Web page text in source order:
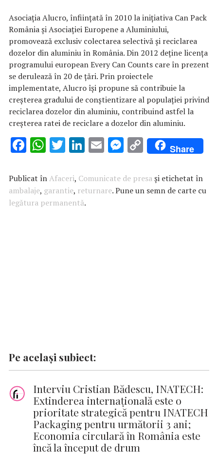
Asociaţia Alucro, înfiinţată în 2010 la iniţiativa Can Pack
România şi Asociaţiei Europene a Aluminiului,
promovează exclusiv colectarea selectivă şi reciclarea
dozelor din aluminiu în România. Din 2012 deţine licenţa
programului european Every Can Counts care în prezent
se derulează în 20 de ţări. Prin proiectele
implementate, Alucro îşi propune să contribuie la
creşterea gradului de conştientizare al populaţiei privind
reciclarea dozelor din aluminiu, contribuind astfel la
creşterea ratei de reciclare a dozelor din aluminiu.
F
e
b
o
W
at
s
A
T
it
te
r
Li
k
e
dI
E
ai
l
M
se
n
C
o
p
y
Share
Publicat înAfaceri, Comunicate de presași etichetat în
ambalaje, garantie, returnare. Pune un semn de carte cu
legătura permanentă.
Pe același subiect:
Interviu Cristian Bădescu, INATECH:
Extinderea internațională este o
prioritate strategică pentru INATECH
Packaging pentru următorii 3 ani;
Economia circulară în România este
încă la început de drum